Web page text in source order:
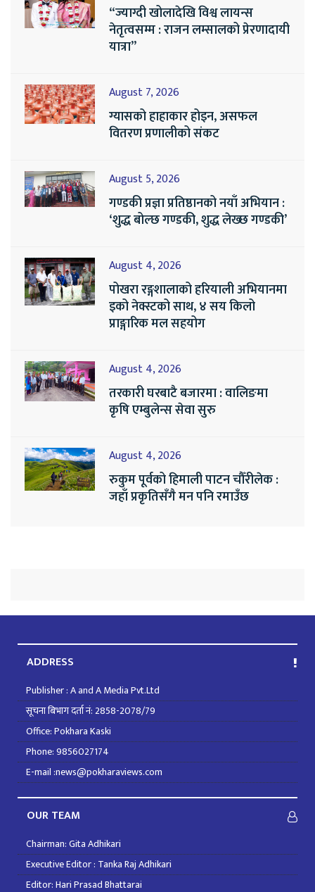
“ज्याग्दी खोलादेखि विश्व लायन्स
नेतृत्वसम्म : राजन लम्सालको प्रेरणादायी
यात्रा”
August 7, 2026
ग्यासको हाहाकार होइन, असफल
वितरण प्रणालीको संकट
August 5, 2026
गण्डकी प्रज्ञा प्रतिष्ठानको नयाँ अभियान :
‘शुद्ध बोल्छ गण्डकी, शुद्ध लेख्छ गण्डकी’
August 4, 2026
पोखरा रङ्गशालाको हरियाली अभियानमा
इको नेक्स्टको साथ, ४ सय किलो
प्राङ्गारिक मल सहयोग
August 4, 2026
तरकारी घरबाटै बजारमा : वालिङमा
कृषि एम्बुलेन्स सेवा सुरु
August 4, 2026
रुकुम पूर्वको हिमाली पाटन चौँरीलेक :
जहाँ प्रकृतिसँगै मन पनि रमाउँछ
ADDRESS
Publisher : A and A Media Pvt.Ltd
सूचना बिभाग दर्ता नं: 2858-2078/79
Office: Pokhara Kaski
Phone: 9856027174
E-mail :news@pokharaviews.com
OUR TEAM
Chairman: Gita Adhikari
Executive Editor : Tanka Raj Adhikari
Editor: Hari Prasad Bhattarai